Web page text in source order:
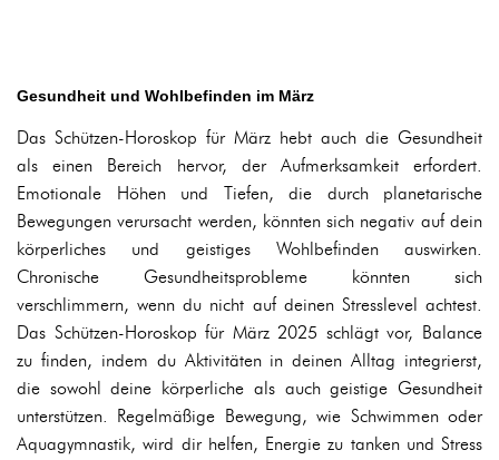
Gesundheit und Wohlbefinden im März
Das Schützen-Horoskop für März hebt auch die Gesundheit
als einen Bereich hervor, der Aufmerksamkeit erfordert.
Emotionale Höhen und Tiefen, die durch planetarische
Bewegungen verursacht werden, könnten sich negativ auf dein
körperliches und geistiges Wohlbefinden auswirken.
Chronische Gesundheitsprobleme könnten sich
verschlimmern, wenn du nicht auf deinen Stresslevel achtest.
Das Schützen-Horoskop für März 2025 schlägt vor, Balance
zu finden, indem du Aktivitäten in deinen Alltag integrierst,
die sowohl deine körperliche als auch geistige Gesundheit
unterstützen. Regelmäßige Bewegung, wie Schwimmen oder
Aquagymnastik, wird dir helfen, Energie zu tanken und Stress